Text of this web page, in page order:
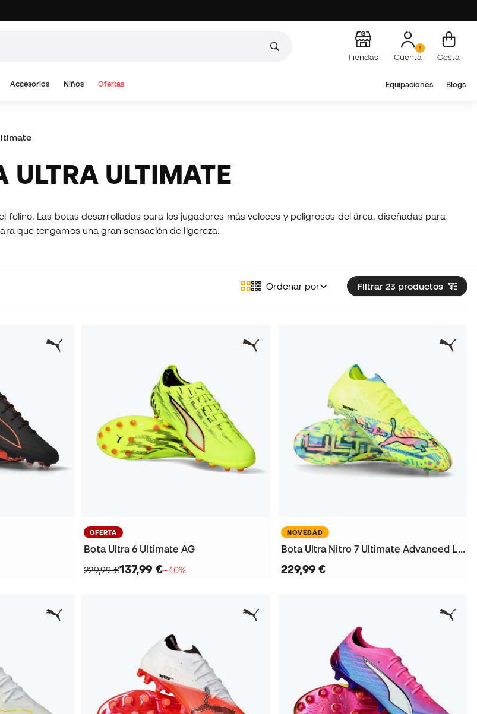
Tiendas Cuenta Cesta
Accesorios Niños Ofertas Equipaciones Blogs
ULTRA ULTIMATE
felino. Las botas desarrolladas para los jugadores más veloces y peligrosos del área, diseñadas para
que tengamos una gran sensación de ligereza.
Filtrar 23 productos
Ordenar por
OFERTA
Bota Ultra 6 Ultimate AG
229,99 €137,99 €−40%
NOVEDAD
Bota Ultra Nitro 7 Ultimate Advanced Level MG
229,99 €